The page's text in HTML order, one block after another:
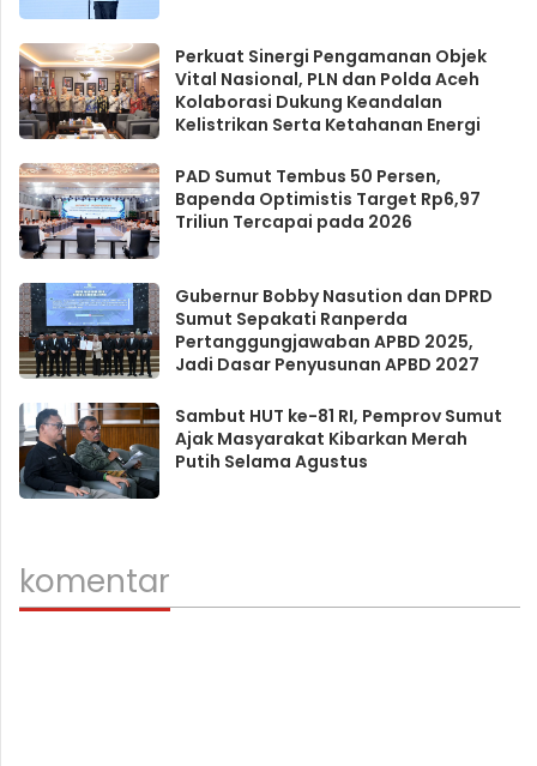
Perkuat Sinergi Pengamanan Objek
Vital Nasional, PLN dan Polda Aceh
Kolaborasi Dukung Keandalan
Kelistrikan Serta Ketahanan Energi
PAD Sumut Tembus 50 Persen,
Bapenda Optimistis Target Rp6,97
Triliun Tercapai pada 2026
Gubernur Bobby Nasution dan DPRD
Sumut Sepakati Ranperda
Pertanggungjawaban APBD 2025,
Jadi Dasar Penyusunan APBD 2027
Sambut HUT ke-81 RI, Pemprov Sumut
Ajak Masyarakat Kibarkan Merah
Putih Selama Agustus
komentar